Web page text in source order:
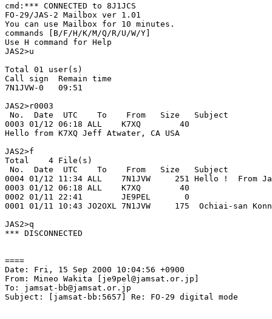
cmd:*** CONNECTED to 8J1JCS
FO-29/JAS-2 Mailbox ver 1.01
You can use Mailbox for 10 minutes.
commands [B/F/H/K/M/Q/R/U/W/Y]
Use H command for Help
JAS2>u
Total 01 user(s)
Call sign  Remain time
7N1JVW-0   09:51
JAS2>r0003
No.  Date  UTC    To    From   Size   Subject
0003 01/12 06:18 ALL    K7XQ        40
Hello from K7XQ Jeff Atwater, CA USA
JAS2>f
Total    4 File(s)
No.  Date  UTC    To    From   Size   Subject
0004 01/12 11:34 ALL    7N1JVW     251 Hello !  From
0003 01/12 06:18 ALL    K7XQ        40
0002 01/11 22:41        JE9PEL       0
0001 01/11 10:43 JO2OXL 7N1JVW     175  Ochiai-san
JAS2>q
*** DISCONNECTED
====
Date: Fri, 15 Sep 2000 10:04:56 +0900
From: Mineo Wakita [je9pel@jamsat.or.jp]
To: jamsat-bb@jamsat.or.jp
Subject: [jamsat-bb:5657] Re: FO-29 digital mode